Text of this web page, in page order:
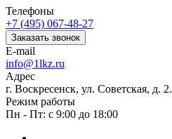
Телефоны
+7 (495) 067-48-27
Заказать звонок
E-mail
info@1lkz.ru
Адрес
г. Воскресенск, ул. Советская, д. 2.
Режим работы
Пн - Пт: с 9:00 до 18:00